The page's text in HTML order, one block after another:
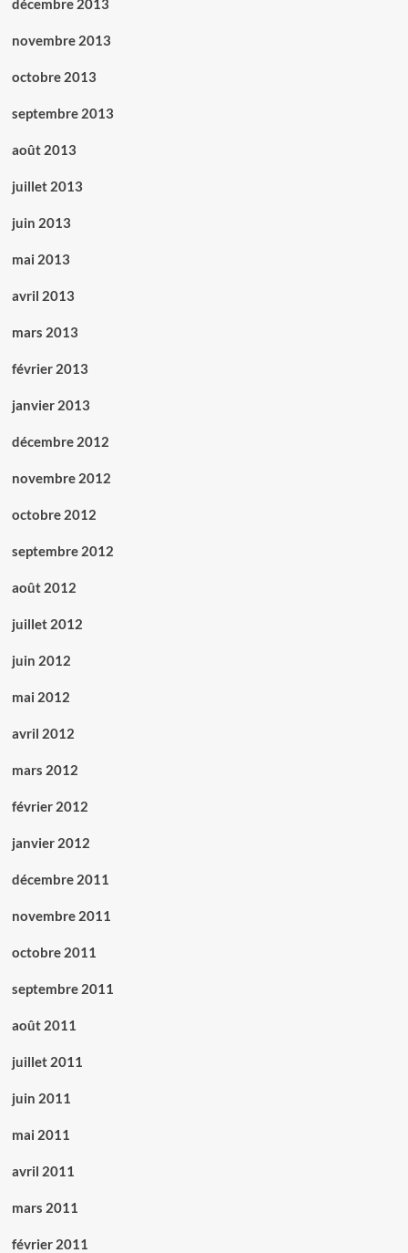
décembre 2013
novembre 2013
octobre 2013
septembre 2013
août 2013
juillet 2013
juin 2013
mai 2013
avril 2013
mars 2013
février 2013
janvier 2013
décembre 2012
novembre 2012
octobre 2012
septembre 2012
août 2012
juillet 2012
juin 2012
mai 2012
avril 2012
mars 2012
février 2012
janvier 2012
décembre 2011
novembre 2011
octobre 2011
septembre 2011
août 2011
juillet 2011
juin 2011
mai 2011
avril 2011
mars 2011
février 2011